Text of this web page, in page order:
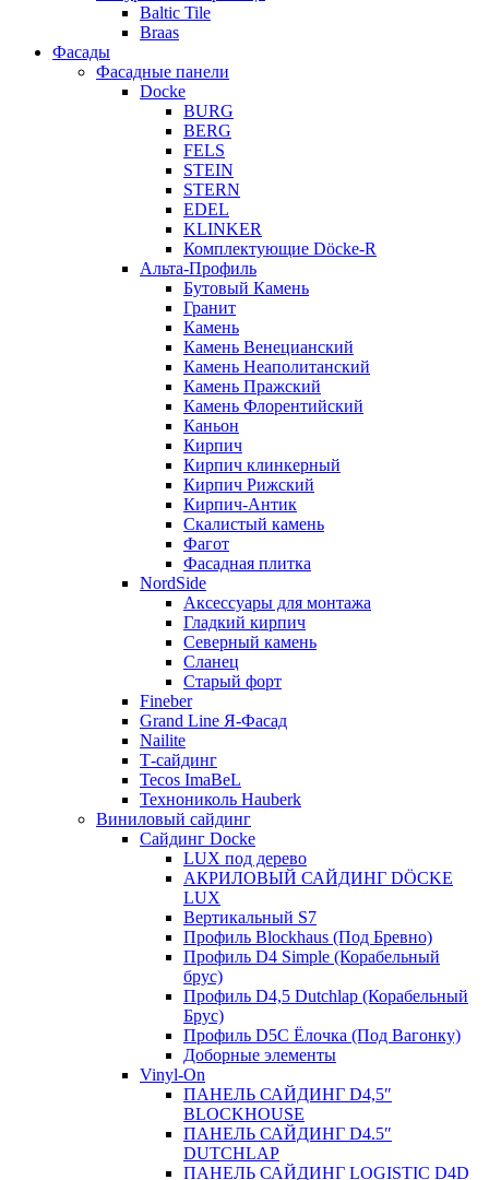
Baltic Tile
Braas
Фасады
Фасадные панели
Docke
BURG
BERG
FELS
STEIN
STERN
EDEL
KLINKER
Комплектующие Döcke-R
Альта-Профиль
Бутовый Камень
Гранит
Камень
Камень Венецианский
Камень Неаполитанский
Камень Пражский
Камень Флорентийский
Каньон
Кирпич
Кирпич клинкерный
Кирпич Рижский
Кирпич-Антик
Скалистый камень
Фагот
Фасадная плитка
NordSide
Аксессуары для монтажа
Гладкий кирпич
Северный камень
Сланец
Старый форт
Fineber
Grand Line Я-Фасад
Nailite
Т-сайдинг
Tecos ImaBeL
Технониколь Hauberk
Виниловый сайдинг
Сайдинг Docke
LUX под дерево
АКРИЛОВЫЙ САЙДИНГ DÖCKE
LUX
Вертикальный S7
Профиль Blockhaus (Под Бревно)
Профиль D4 Simple (Корабельный
брус)
Профиль D4,5 Dutchlap (Корабельный
Брус)
Профиль D5C Ёлочка (Под Вагонку)
Доборные элементы
Vinyl-On
ПАНЕЛЬ САЙДИНГ D4,5″
BLOCKHOUSE
ПАНЕЛЬ САЙДИНГ D4.5″
DUTCHLAP
ПАНЕЛЬ САЙДИНГ LOGISTIC D4D